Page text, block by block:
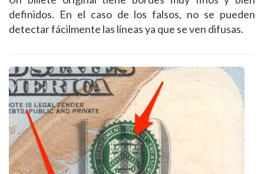
definidos. En el caso de los falsos, no se pueden
detectar fácilmente las líneas ya que se ven difusas.